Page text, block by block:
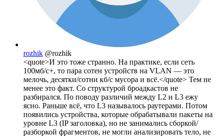
rozhik @rozhik
<quote>И это тоже странно. На практике, если сеть
100мб/с+, то пара сотен устройств на VLAN — это
мелочь, десятки/сотни кб/с мусора и всё.</quote> Тем не
менее это факт. Со структурой броадкастов не
разбирался. По поводу различий между L2 и L3 ежу
ясно. Раньше всё, что L3 называлось раутерами. Потом
появились устройства, которые обрабатывали пакеты на
уровне L3 (IP заголовка), но не занимались сборкой/
разборкой фрагментов, не могли анализировать тело, не